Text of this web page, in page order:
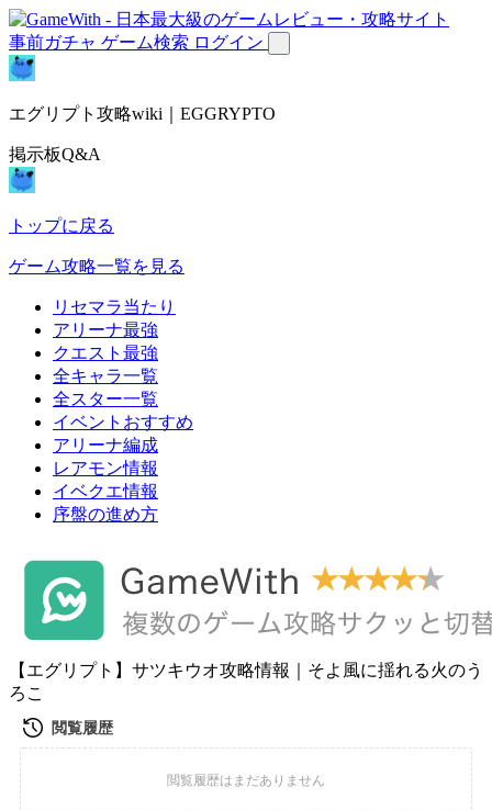
事前ガチャ ゲーム検索 ログイン
エグリプト攻略wiki｜EGGRYPTO
掲示板Q&A
トップに戻る
ゲーム攻略一覧を見る
リセマラ当たり
アリーナ最強
クエスト最強
全キャラ一覧
全スター一覧
イベントおすすめ
アリーナ編成
レアモン情報
イベクエ情報
序盤の進め方
【エグリプト】サツキウオ攻略情報｜そよ風に揺れる火のう
ろこ